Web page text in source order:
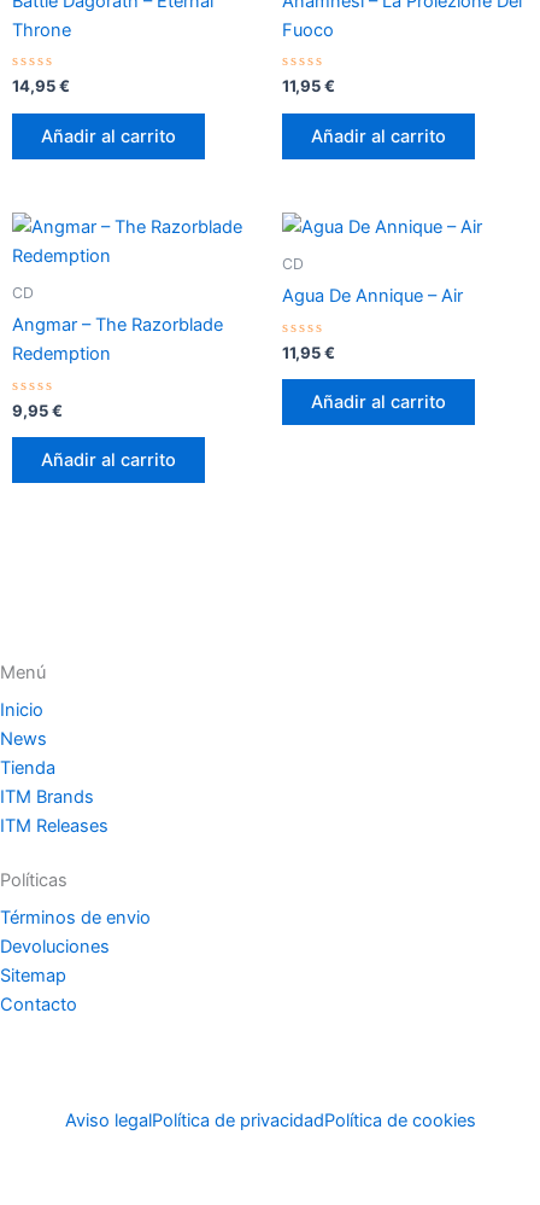
Throne
Valorado
con
0
14,95€
Añadir al carrito
Fuoco
Valorado
con
0
11,95€
Añadir al carrito
CD
Angmar – The Razorblade
Redemption
Valorado
con
0
9,95€
Añadir al carrito
CD
Agua De Annique – Air
Valorado
con
0
11,95€
Añadir al carrito
Menú
Inicio
News
Tienda
ITM Brands
ITM Releases
Políticas
Términos de envio
Devoluciones
Sitemap
Contacto
Aviso legalPolítica de privacidadPolítica de cookies